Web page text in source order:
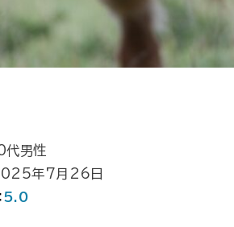
代男性
年7月26日
5.0